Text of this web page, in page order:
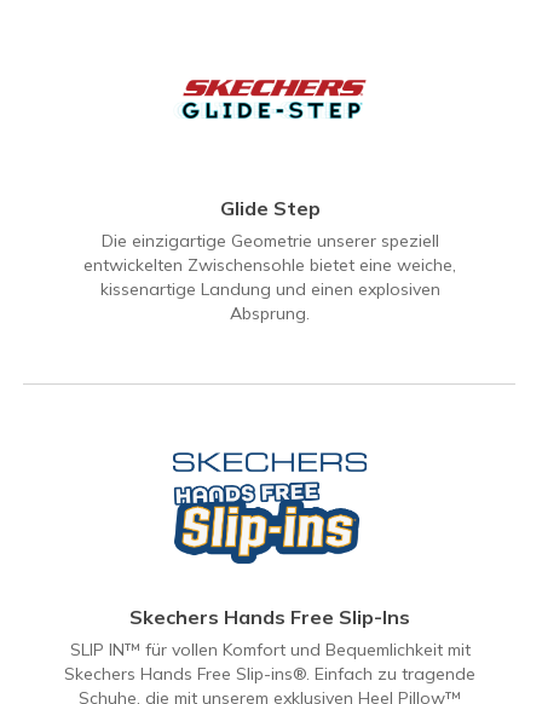
Glide Step
Die einzigartige Geometrie unserer speziell
entwickelten Zwischensohle bietet eine weiche,
kissenartige Landung und einen explosiven
Absprung.
Skechers Hands Free Slip-Ins
SLIP IN™ für vollen Komfort und Bequemlichkeit mit
Skechers Hands Free Slip-ins®. Einfach zu tragende
Schuhe, die mit unserem exklusiven Heel Pillow™